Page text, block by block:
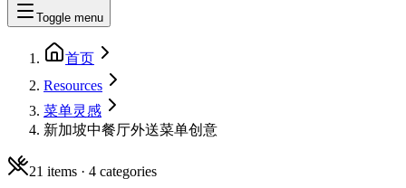
Toggle menu
首页
Resources
菜单灵感
新加坡中餐厅外送菜单创意
21 items · 4 categories